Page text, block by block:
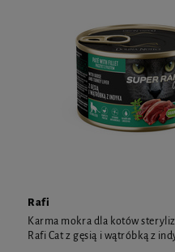
Rafi
Karma mokra dla kotów
Rafi Cat z gęsią i wątróbką z